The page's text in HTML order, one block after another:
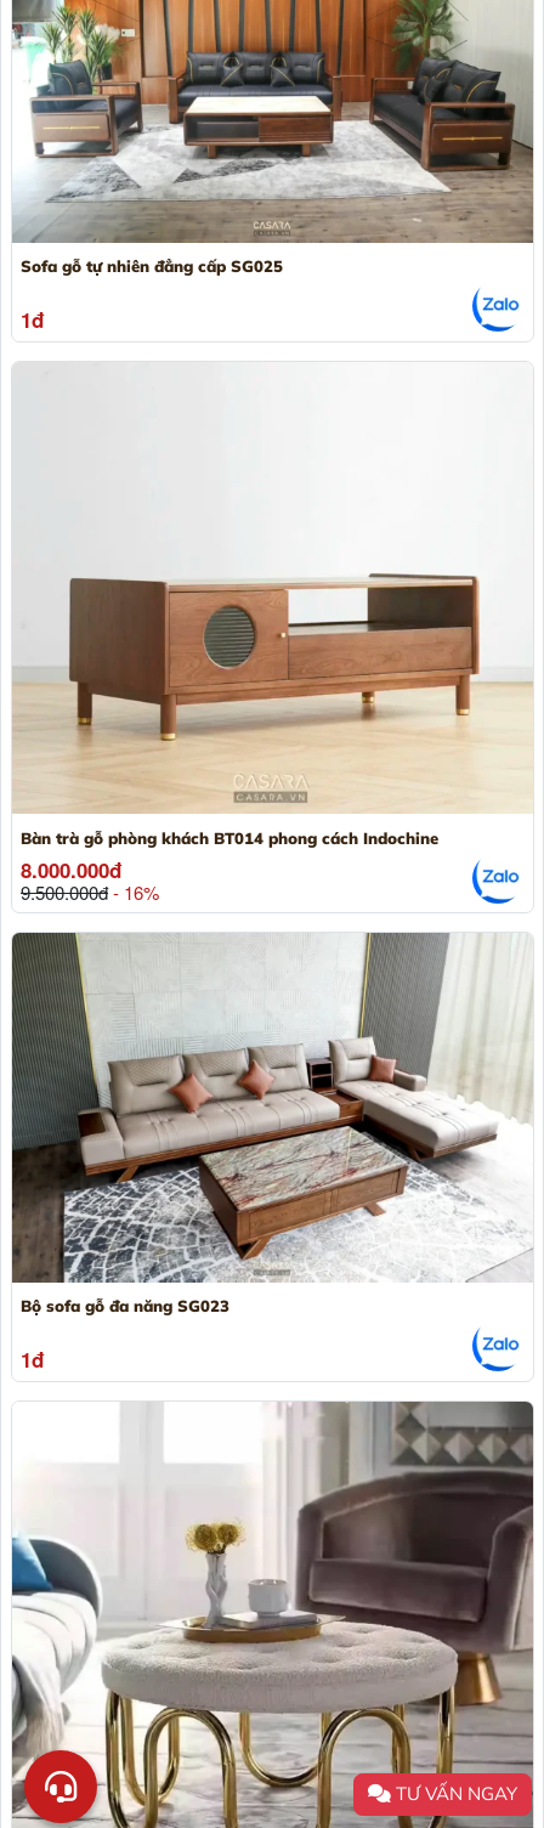
Sofa gỗ tự nhiên đẳng cấp SG025
1đ
Bàn trà gỗ phòng khách BT014 phong cách Indochine
8.000.000đ
9.500.000đ- 16%
Bộ sofa gỗ đa năng SG023
1đ
TƯ VẤN NGAY